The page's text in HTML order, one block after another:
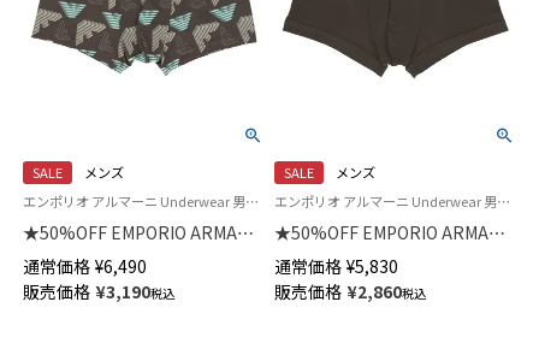
SALE
メンズ
エンポリオ アルマーニ Underwear 男性 下着 パンツ アンダーウェア
★50%OFF EMPORIO ARMANI
ALL OVER MICROFIBER オール
オーバーマイクロファイバー
ボクサーブリーフパンツ
通常価格 ¥6,490
販売価格 ¥3,190税込
SALE
メンズ
エンポリオ アルマーニ Underwear 男性 アンダーウェア 紳士 下着
★50%OFF EMPORIO ARMANI
SOFT MODAL TRUNK ソフト モ
ダール ボクサーパンツ 【S/M/L】
前閉じ EUサイズ メンズ
通常価格 ¥5,830
販売価格 ¥2,860税込